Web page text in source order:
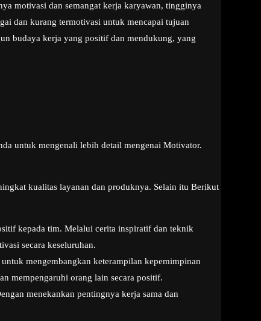
motivasi dan semangat kerja karyawan, tingginya
dan kurang termotivasi untuk mencapai tujuan
budaya kerja yang positif dan mendukung, yang
untuk mengenali lebih detail mengenai Motivator.
kualitas layanan dan produknya. Selain itu Berikut
kepada tim. Melalui cerita inspiratif dan teknik
secara keseluruhan.
mengembangkan keterampilan kepemimpinan
mempengaruhi orang lain secara positif.
menekankan pentingnya kerja sama dan